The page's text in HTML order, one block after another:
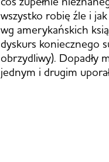
wszystko robię źle i
wg amerykańskich
dyskurs koniecznego
obrzydliwy). Dopadły
jednym i drugim